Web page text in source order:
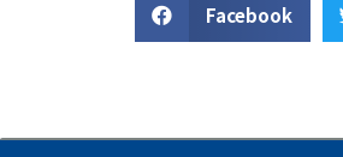
Facebook